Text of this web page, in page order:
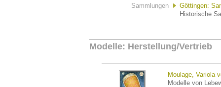
Sammlungen
Göttingen:
Historische
Modelle: Herstellung/Vertrieb
Moulage, Variola
Modelle von